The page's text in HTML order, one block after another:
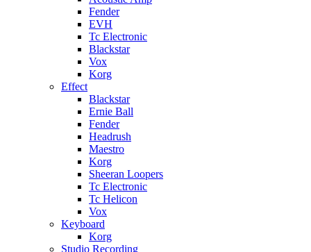
Fender
EVH
Tc Electronic
Blackstar
Vox
Korg
Effect
Blackstar
Ernie Ball
Fender
Headrush
Maestro
Korg
Sheeran Loopers
Tc Electronic
Tc Helicon
Vox
Keyboard
Korg
Studio Recording